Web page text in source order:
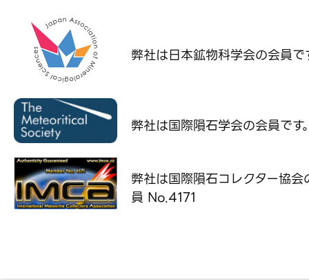
弊社は日本鉱物科学会の会員で
弊社は国際隕石学会の会員です
弊社は国際隕石コレクター協会
員 No.4171